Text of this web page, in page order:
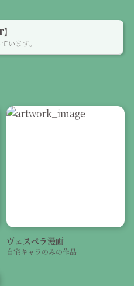
います。
ヴェスペラ漫画
自宅キャラのみの作品